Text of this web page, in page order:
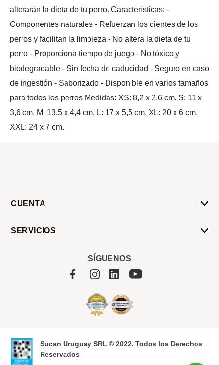
alterarán la dieta de tu perro. Características: -
Componentes naturales - Refuerzan los dientes de los
perros y facilitan la limpieza - No altera la dieta de tu
perro - Proporciona tiempo de juego - No tóxico y
biodegradable - Sin fecha de caducidad - Seguro en caso
de ingestión - Saborizado - Disponible en varios tamaños
para todos los perros Medidas: XS: 8,2 x 2,6 cm. S: 11 x
3,6 cm. M: 13,5 x 4,4 cm. L: 17 x 5,5 cm. XL: 20 x 6 cm.
XXL: 24 x 7 cm.
CUENTA
SERVICIOS
SÍGUENOS
Sucan Uruguay SRL © 2022. Todos los Derechos
Reservados